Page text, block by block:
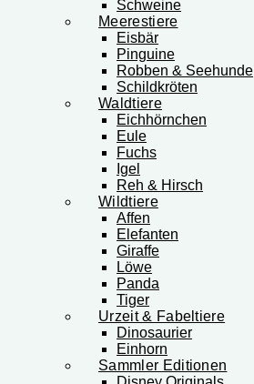
Schweine
Meerestiere
Eisbär
Pinguine
Robben & Seehunde
Schildkröten
Waldtiere
Eichhörnchen
Eule
Fuchs
Igel
Reh & Hirsch
Wildtiere
Affen
Elefanten
Giraffe
Löwe
Panda
Tiger
Urzeit & Fabeltiere
Dinosaurier
Einhorn
Sammler Editionen